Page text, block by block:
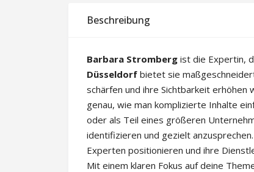
Beschreibung
Barbara Stromberg ist die Expertin,
Düsseldorf bietet sie
schärfen und ihre Sichtbarkeit erhöhen
genau, wie man komplizierte Inhalte
oder als Teil eines größeren
identifizieren und gezielt
Experten positionieren und ihre
Mit einem klaren Fokus auf deine